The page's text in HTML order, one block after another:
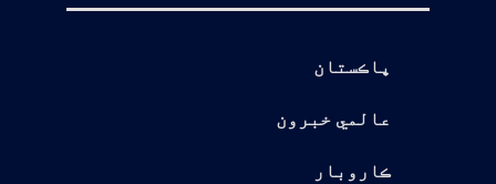
پاڪستان
عالمي خبرون
ڪاروبار